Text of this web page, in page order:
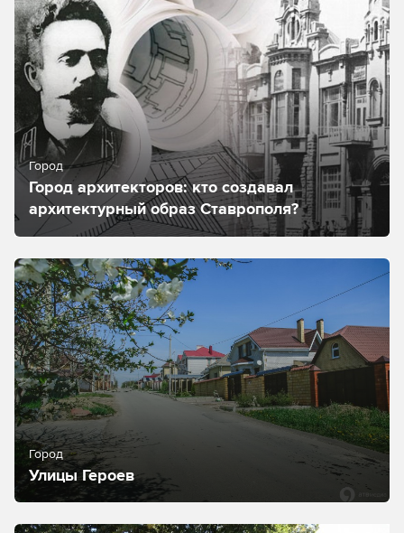
Город
Город архитекторов: кто создавал
архитектурный образ Ставрополя?
Город
Улицы Героев